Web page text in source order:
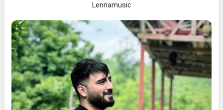
Lennamusic